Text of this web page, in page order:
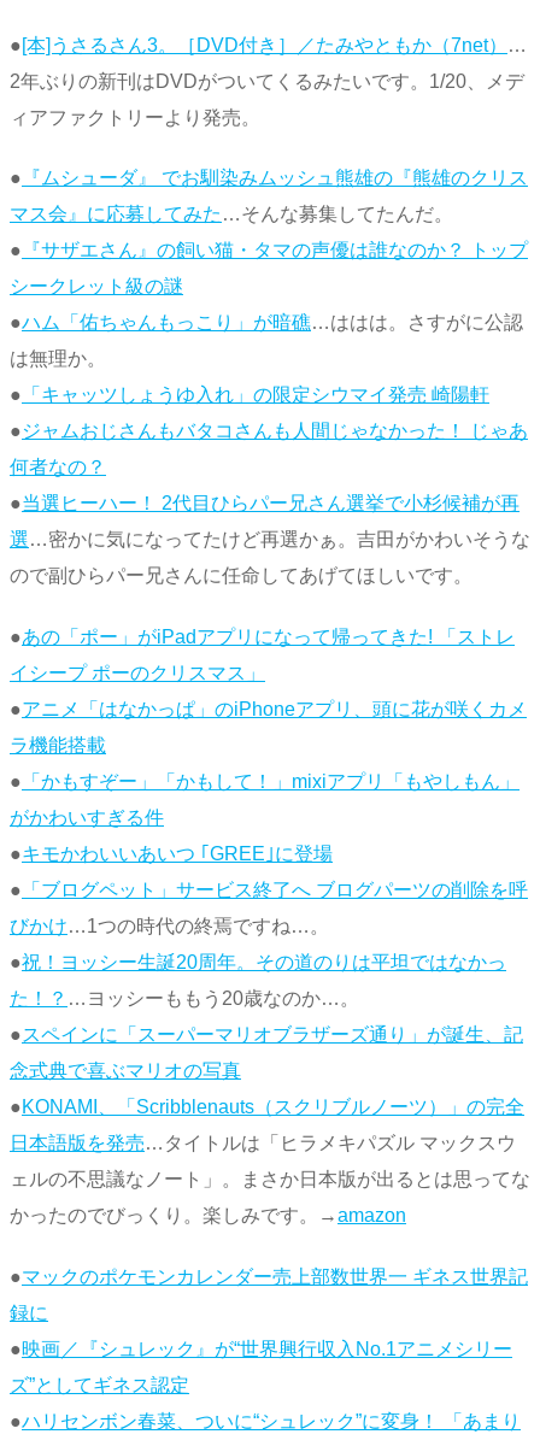
●[本]うさるさん3。［DVD付き］／たみやともか（7net）
…
2年ぶりの新刊はDVDがついてくるみたいです。1/20、メデ
ィアファクトリーより発売。
● 『ムシューダ』 でお馴染みムッシュ熊雄の『熊雄のクリス
マス会』に応募してみた …そんな募集してたんだ。
● 『サザエさん』の飼い猫・タマの声優は誰なのか？ トップ
シークレット級の謎
●ハム「佑ちゃんもっこり」が暗礁…ははは。さすがに公認
は無理か。
● 「キャッツしょうゆ入れ」の限定シウマイ発売 崎陽軒
●ジャムおじさんもバタコさんも人間じゃなかった！ じゃあ
何者なの？
●当選ヒーハー！ 2代目ひらパー兄さん選挙で小杉候補が再
選…密かに気になってたけど再選かぁ。吉田がかわいそうな
ので副ひらパー兄さんに任命してあげてほしいです。
●あの「ポー」がiPadアプリになって帰ってきた! 「ストレ
イシープ ポーのクリスマス」
●アニメ「はなかっぱ」のiPhoneアプリ、頭に花が咲くカメ
ラ機能搭載
● 「かもすぞー」「かもして！」mixiアプリ「もやしもん」
がかわいすぎる件
●キモかわいいあいつ ｢GREE｣に登場
● 「ブログペット」サービス終了へ ブログパーツの削除を呼
びかけ…1つの時代の終焉ですね…。
●祝！ヨッシー生誕20周年。その道のりは平坦ではなかっ
た！？ …ヨッシーももう20歳なのか…。
●スペインに「スーパーマリオブラザーズ通り」が誕生、記
念式典で喜ぶマリオの写真
●KONAMI、「Scribblenauts（スクリブルノーツ）」の完全
日本語版を発売…タイトルは「ヒラメキパズル マックスウ
ェルの不思議なノート」。まさか日本版が出るとは思ってな
かったのでびっくり。楽しみです。→amazon
●マックのポケモンカレンダー売上部数世界一 ギネス世界記
録に
●映画／『シュレック』が“世界興行収入No.1アニメシリー
ズ”としてギネス認定
●ハリセンボン春菜、ついに“シュレック”に変身！ 「あまり